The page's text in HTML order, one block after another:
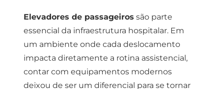
Elevadores de passageiros são parte
essencial da infraestrutura hospitalar. Em
um ambiente onde cada deslocamento
impacta diretamente a rotina assistencial,
contar com equipamentos modernos
deixou de ser um diferencial para se tornar